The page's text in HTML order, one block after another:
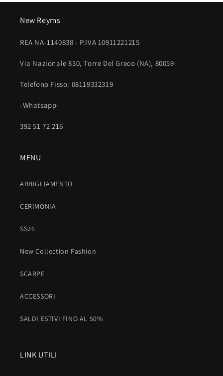
New Reyms
REA NA-1140838 - P.IVA 10911221215
Via Nazionale 830, Torre Del Greco (NA), 80059
Telefono Fisso: 08119332319
-Whatsapp-
392 51 72 216
MENU
ABBIGLIAMENTO
CERIMONIA
SS26
New Collection Fashion
SCARPE
ACCESSORI
SALDI ESTIVI FINO AL 50%
LINK UTILI